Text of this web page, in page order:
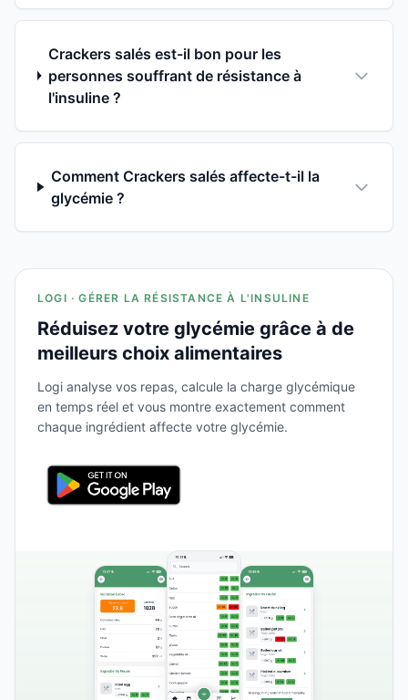
Crackers salés est-il bon pour les
personnes souffrant de résistance à
l'insuline ?
Comment Crackers salés affecte-t-il la
glycémie ?
LOGI · GÉRER LA RÉSISTANCE À L'INSULINE
Réduisez votre glycémie grâce à de
meilleurs choix alimentaires
Logi analyse vos repas, calcule la charge glycémique
en temps réel et vous montre exactement comment
chaque ingrédient affecte votre glycémie.